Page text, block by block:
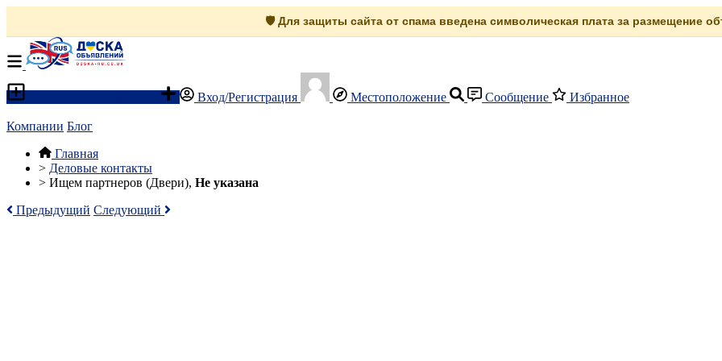
🛡️ Для защиты сайта от спама введена символическая плата за размещение
Вход/Регистрация Местоположение Сообщение Избранное
Компании Блог
Главная
> Деловые контакты
> Ищем партнеров (Двери), Не указана
Предыдущий Следующий